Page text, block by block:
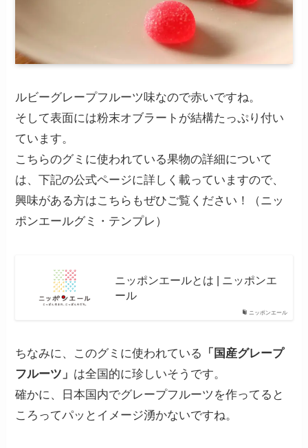
ルビーグレープフルーツ味なので赤いですね。
そして表面には粉末オブラートが結構たっぷり付い
ています。
こちらのグミに使われている果物の詳細について
は、下記の公式ページに詳しく載っていますので、
興味がある方はこちらもぜひご覧ください！（ニッ
ポンエールグミ・テンプレ）
ニッポンエール
ニッポンエールとは | ニッポンエ
ール
ちなみに、このグミに使われている
「国産グレープ
フルーツ」 は全国的に珍しいそうです。
確かに、日本国内でグレープフルーツを作ってると
ころってパッとイメージ湧かないですね。